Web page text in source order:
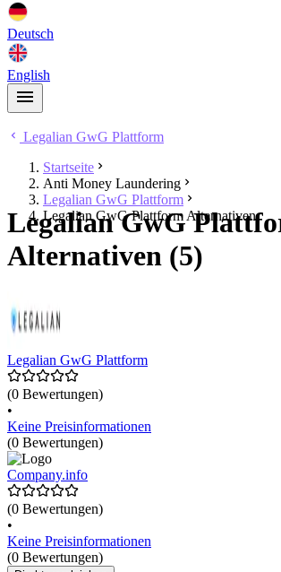
Deutsch
English
Legalian GwG Plattform
Startseite
Anti Money Laundering
Legalian GwG Plattform
Legalian GwG Plattform Alternativen
Legalian GwG
Alternativen (5)
Legalian GwG Plattform
(0 Bewertungen)
•
Keine Preisinformationen
(0 Bewertungen)
Company.info
(0 Bewertungen)
•
Keine Preisinformationen
(0 Bewertungen)